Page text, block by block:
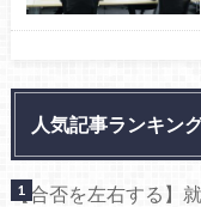
人気記事ランキン
【合否を左右する】